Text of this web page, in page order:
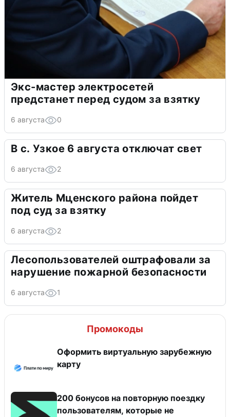
Экс-мастер электросетей
предстанет перед судом за взятку
6 августа 0
В с. Узкое 6 августа отключат свет
6 августа 2
Житель Мценского района пойдет
под суд за взятку
6 августа 2
Лесопользователей оштрафовали за
нарушение пожарной безопасности
6 августа 1
Промокоды
Оформить виртуальную зарубежную
карту
200 бонусов на повторную поездку
пользователям, которые не